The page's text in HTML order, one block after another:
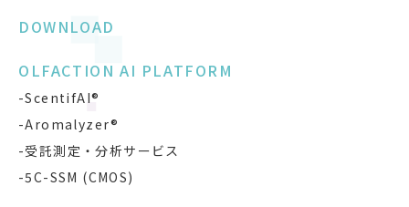
DOWNLOAD
OLFACTION AI PLATFORM
-ScentifAI®
-Aromalyzer®
-受託測定・分析サービス
-5C-SSM (CMOS)